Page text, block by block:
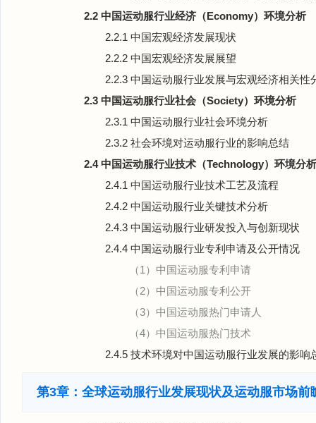
2.2 中国运动服行业经济（Economy）环境分析
2.2.1 中国宏观经济发展现状
2.2.2 中国宏观经济发展展望
2.2.3 中国运动服行业发展与宏观经济相关性
2.3 中国运动服行业社会（Society）环境分析
2.3.1 中国运动服行业社会环境分析
2.3.2 社会环境对运动服行业的影响总结
2.4 中国运动服行业技术（Technology）环境分析
2.4.1 中国运动服行业技术工艺及流程
2.4.2 中国运动服行业关键技术分析
2.4.3 中国运动服行业研发投入与创新现状
2.4.4 中国运动服行业专利申请及公开情况
（1）中国运动服专利申请
（2）中国运动服专利公开
（3）中国运动服热门申请人
（4）中国运动服热门技术
2.4.5 技术环境对中国运动服行业发展的影响
第3章：全球运动服行业发展现状及运动服市场前